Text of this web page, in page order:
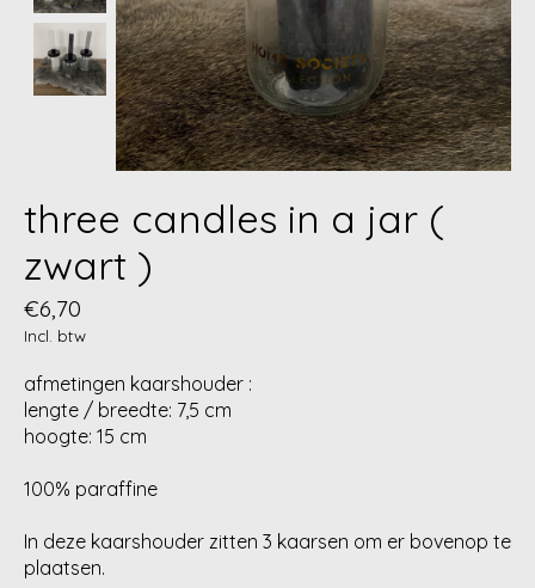
three candles in a jar (
zwart )
€6,70
Incl. btw
afmetingen kaarshouder :
lengte / breedte: 7,5 cm
hoogte: 15 cm
100% paraffine
In deze kaarshouder zitten 3 kaarsen om er bovenop te
plaatsen.